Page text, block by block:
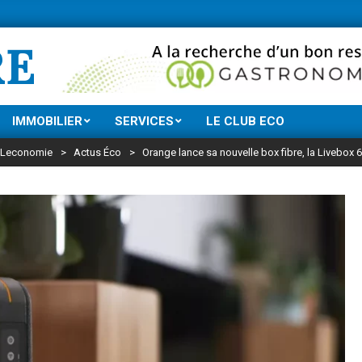
Ne manquez rien
IMMOBILIER SERVICES LE CLUB ECO
Leconomie > Actus Éco > Orange lance sa nouvelle box fibre, la Livebox 6